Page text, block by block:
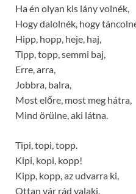
Ha én olyan kis lány volnék,
Hogy dalolnék, hogy
Hipp, hopp, heje, haj,
Tipp, topp, semmi baj,
Erre, arra,
Jobbra, balra,
Most előre, most meg hátra,
Mind örülne, aki látna.
Tipi, topi, topp.
Kipi, kopi, kopp!
Kipp, kopp, az udvarra ki,
Ottan vár rád valaki.